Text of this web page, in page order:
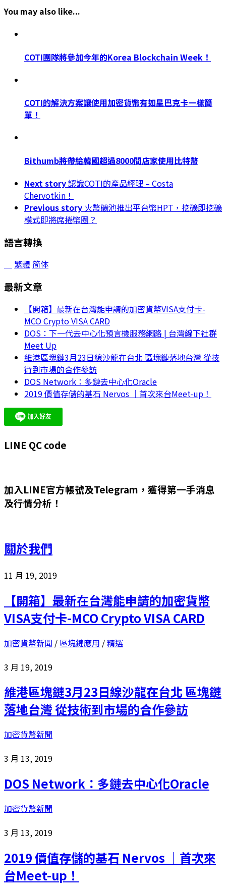
You may also like...
COTI團隊將參加今年的Korea Blockchain Week！
COTI的解決方案讓使用加密貨幣有如星巴克卡一樣簡
單！
Bithumb將帶給韓國超過8000間店家使用比特幣
Next story認識COTI的產品經理 – Costa
Chervotkin！
Previous story 火幣礦池推出平台幣HPT，挖礦即挖礦
模式即將席捲幣圈？
語言轉換
繁體 简体
最新文章
【開箱】最新在台灣能申請的加密貨幣VISA支付卡-
MCO Crypto VISA CARD
DOS：下一代去中心化預言機服務網路 | 台灣線下社群
Meet Up
維港區塊鏈3月23日線沙龍在台北 區塊鏈落地台灣 從技
術到市場的合作參訪
DOS Network：多鏈去中心化Oracle
2019 價值存儲的基石 Nervos ｜首次來台Meet-up！
LINE QC code
加入LINE官方帳號及Telegram，獲得第一手消息
及行情分析！
關於我們
11 月 19, 2019
【開箱】最新在台灣能申請的加密貨幣
VISA支付卡-MCO Crypto VISA CARD
加密貨幣新聞 / 區塊鏈應用 /精選
3 月 19, 2019
維港區塊鏈3月23日線沙龍在台北 區塊鏈
落地台灣 從技術到市場的合作參訪
加密貨幣新聞
3 月 13, 2019
DOS Network：多鏈去中心化Oracle
加密貨幣新聞
3 月 13, 2019
2019 價值存儲的基石 Nervos ｜首次來
台Meet-up！